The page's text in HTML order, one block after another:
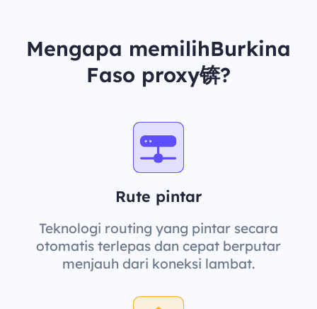
Mengapa memilihBurkina
Faso proxy锛?
Rute pintar
Teknologi routing yang pintar secara
otomatis terlepas dan cepat berputar
menjauh dari koneksi lambat.